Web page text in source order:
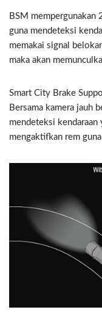
BSM mempergunakan
guna mendeteksi
memakai signal
maka akan
Smart City Brake
Bersama kamera jauh
mendeteksi kendaraan
mengaktifkan rem